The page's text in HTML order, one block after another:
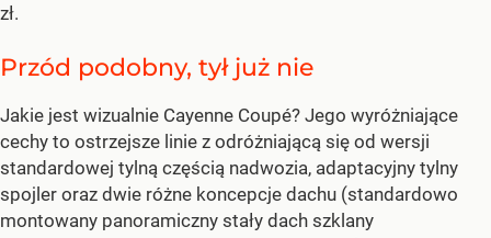
zł.
Przód podobny, tył już nie
Jakie jest wizualnie Cayenne Coupé? Jego wyróżniające
cechy to ostrzejsze linie z odróżniającą się od wersji
standardowej tylną częścią nadwozia, adaptacyjny tylny
spojler oraz dwie różne koncepcje dachu (standardowo
montowany panoramiczny stały dach szklany